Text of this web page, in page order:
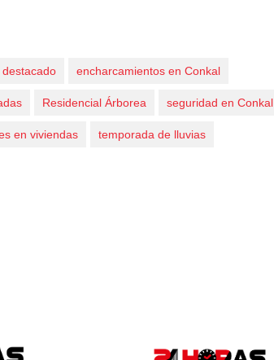
destacado encharcamientos en Conkal
Residencial Árborea seguridad en Conkal
en viviendas temporada de lluvias